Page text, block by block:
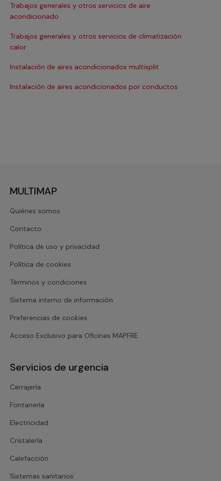
Trabajos generales y otros servicios de aire
acondicionado
Trabajos generales y otros servicios de climatización
calor
Instalación de aires acondicionados multisplit
Instalación de aires acondicionados por conductos
MULTIMAP
Quiénes somos
Contacto
Política de uso y privacidad
Política de cookies
Términos y condiciones
Sistema interno de información
Preferencias de cookies
Acceso Exclusivo para Oficinas MAPFRE
Servicios de urgencia
Cerrajería
Fontanería
Electricidad
Cristalería
Calefacción
Sistemas sanitarios